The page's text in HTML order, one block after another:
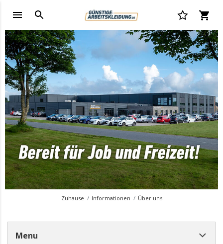
Zuhause Informationen Über uns
Menu